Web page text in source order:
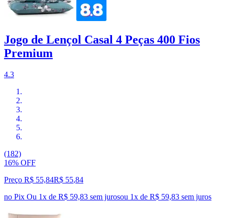
Jogo de Lençol Casal 4 Peças 400 Fios
Premium
4.3
(182)
16% OFF
Preço R$ 55,84R$ 55,84
no Pix Ou 1x de R$ 59,83 sem jurosou 1x de R$ 59,83 sem juros